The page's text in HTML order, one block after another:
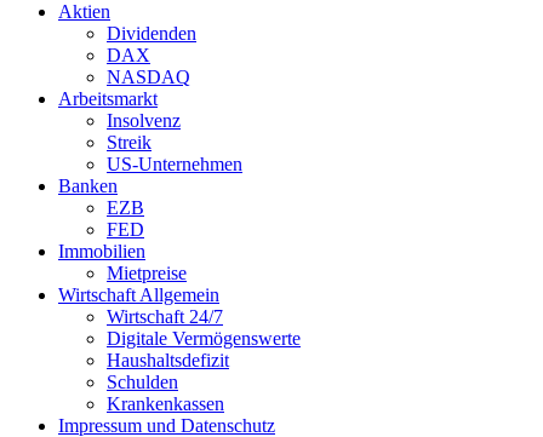
Aktien
Dividenden
DAX
NASDAQ
Arbeitsmarkt
Insolvenz
Streik
US-Unternehmen
Banken
EZB
FED
Immobilien
Mietpreise
Wirtschaft Allgemein
Wirtschaft 24/7
Digitale Vermögenswerte
Haushaltsdefizit
Schulden
Krankenkassen
Impressum und Datenschutz